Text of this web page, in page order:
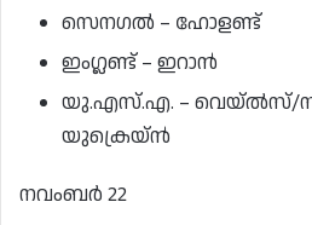
സെനഗല്‍ – ഹോളണ്ട്
ഇംഗ്ലണ്ട് – ഇറാന്‍
യു.എസ്.എ. – വെയ്ല്‍സ്/
യുക്രെയ്ന്‍
നവംബർ 22